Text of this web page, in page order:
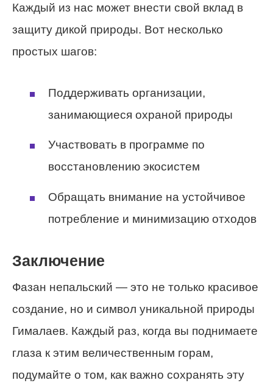
Каждый из нас может внести свой вклад в
защиту дикой природы. Вот несколько
простых шагов:
Поддерживать организации,
занимающиеся охраной природы
Участвовать в программе по
восстановлению экосистем
Обращать внимание на устойчивое
потребление и минимизацию отходов
Заключение
Фазан непальский — это не только красивое
создание, но и символ уникальной природы
Гималаев. Каждый раз, когда вы поднимаете
глаза к этим величественным горам,
подумайте о том, как важно сохранять эту